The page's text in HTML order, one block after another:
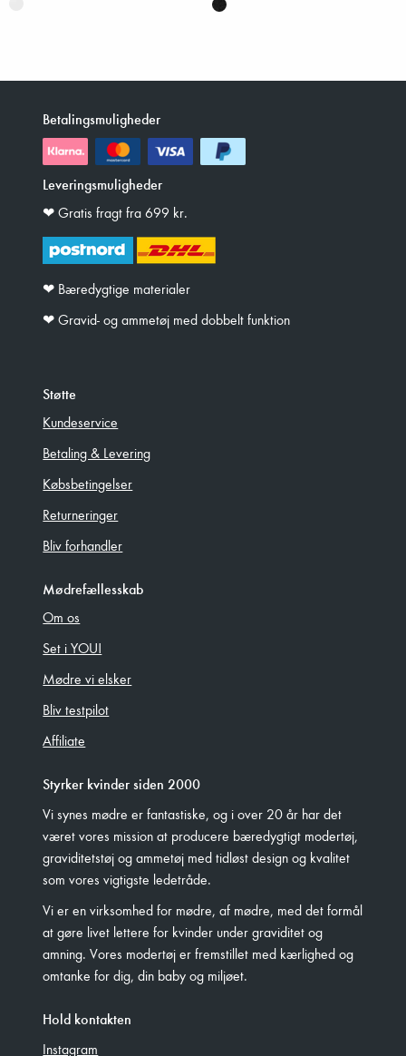
Betalingsmuligheder
Leveringsmuligheder
❤︎ Gratis fragt fra 699 kr.
❤︎ Bæredygtige materialer
❤︎ Gravid- og ammetøj med dobbelt funktion
Støtte
Kundeservice
Betaling & Levering
Købsbetingelser
Returneringer
Bliv forhandler
Mødrefællesskab
Om os
Set i YOU!
Mødre vi elsker
Bliv testpilot
Affiliate
Styrker kvinder siden 2000
Vi synes mødre er fantastiske, og i over 20 år har det
været vores mission at producere bæredygtigt modertøj,
graviditetstøj og ammetøj med tidløst design og kvalitet
som vores vigtigste ledetråde.
Vi er en virksomhed for mødre, af mødre, med det formål
at gøre livet lettere for kvinder under graviditet og
amning. Vores modertøj er fremstillet med kærlighed og
omtanke for dig, din baby og miljøet.
Hold kontakten
Instagram